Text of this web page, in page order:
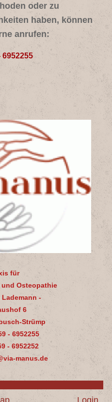
oder zu
haben, können
anrufen:
6952255
für
Osteopathie
-
6
Strümp
- 6952255
- 6952252
manus.de
Login